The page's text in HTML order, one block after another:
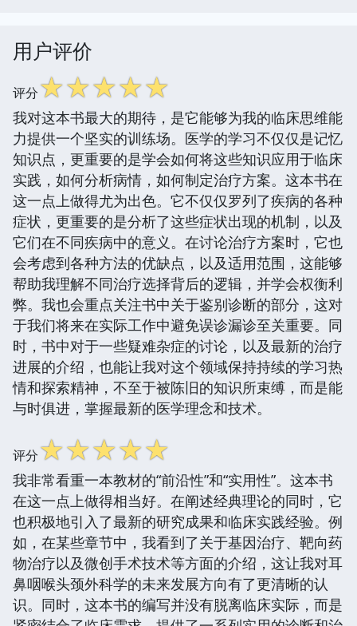
用户评价
评分☆☆☆☆☆
我对这本书最大的期待，是它能够为我的临床思维能
力提供一个坚实的训练场。医学的学习不仅仅是记忆
知识点，更重要的是学会如何将这些知识应用于临床
实践，如何分析病情，如何制定治疗方案。这本书在
这一点上做得尤为出色。它不仅仅罗列了疾病的各种
症状，更重要的是分析了这些症状出现的机制，以及
它们在不同疾病中的意义。在讨论治疗方案时，它也
会考虑到各种方法的优缺点，以及适用范围，这能够
帮助我理解不同治疗选择背后的逻辑，并学会权衡利
弊。我也会重点关注书中关于鉴别诊断的部分，这对
于我们将来在实际工作中避免误诊漏诊至关重要。同
时，书中对于一些疑难杂症的讨论，以及最新的治疗
进展的介绍，也能让我对这个领域保持持续的学习热
情和探索精神，不至于被陈旧的知识所束缚，而是能
与时俱进，掌握最新的医学理念和技术。
评分☆☆☆☆☆
我非常看重一本教材的“前沿性”和“实用性”。这本书
在这一点上做得相当好。在阐述经典理论的同时，它
也积极地引入了最新的研究成果和临床实践经验。例
如，在某些章节中，我看到了关于基因治疗、靶向药
物治疗以及微创手术技术等方面的介绍，这让我对耳
鼻咽喉头颈外科学的未来发展方向有了更清晰的认
识。同时，这本书的编写并没有脱离临床实际，而是